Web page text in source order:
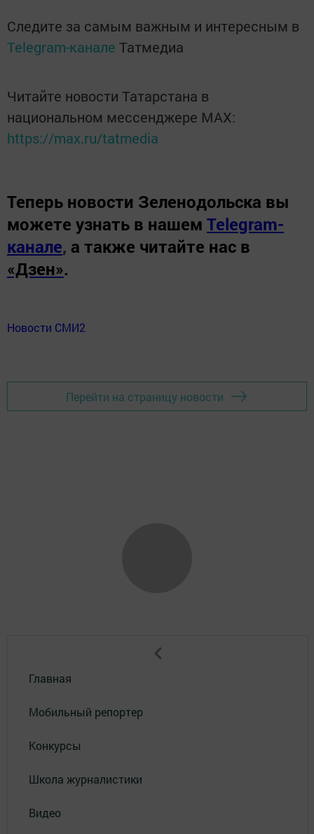
Следите за самым важным и интересным в
Telegram-канале Татмедиа
Читайте новости Татарстана в
национальном мессенджере MАХ:
https://max.ru/tatmedia
Теперь новости Зеленодольска вы
можете узнать в нашем Telegram-
канале, а также читайте нас в
«Дзен».
Новости СМИ2
Перейти на страницу новости
Главная
Мобильный репортер
Конкурсы
Школа журналистики
Видео